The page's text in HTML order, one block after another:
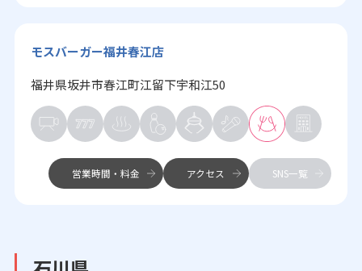
モスバーガー福井春江店
福井県坂井市春江町江留下宇和江50
営業時間・料金 アクセス SNS一覧